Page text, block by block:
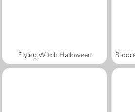
Flying Witch Halloween